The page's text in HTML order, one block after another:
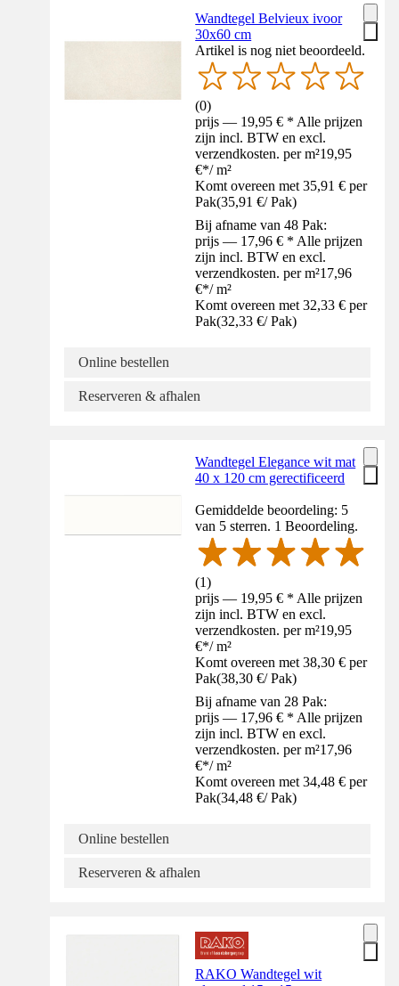
Wandtegel Belvieux ivoor
30x60 cm
Artikel is nog niet beoordeeld.
(0)
prijs — 19,95 € * Alle prijzen
zijn incl. BTW en excl.
verzendkosten. per m²19,95
€*/ m²
Komt overeen met 35,91 € per
Pak(35,91 €/ Pak)
Bij afname van 48 Pak:
prijs — 17,96 € * Alle prijzen
zijn incl. BTW en excl.
verzendkosten. per m²17,96
€*/ m²
Komt overeen met 32,33 € per
Pak(32,33 €/ Pak)
Online bestellen
Reserveren & afhalen
Wandtegel Elegance wit mat
40 x 120 cm gerectificeerd
Gemiddelde beoordeling: 5
van 5 sterren. 1 Beoordeling.
(1)
prijs — 19,95 € * Alle prijzen
zijn incl. BTW en excl.
verzendkosten. per m²19,95
€*/ m²
Komt overeen met 38,30 € per
Pak(38,30 €/ Pak)
Bij afname van 28 Pak:
prijs — 17,96 € * Alle prijzen
zijn incl. BTW en excl.
verzendkosten. per m²17,96
€*/ m²
Komt overeen met 34,48 € per
Pak(34,48 €/ Pak)
Online bestellen
Reserveren & afhalen
RAKO Wandtegel wit